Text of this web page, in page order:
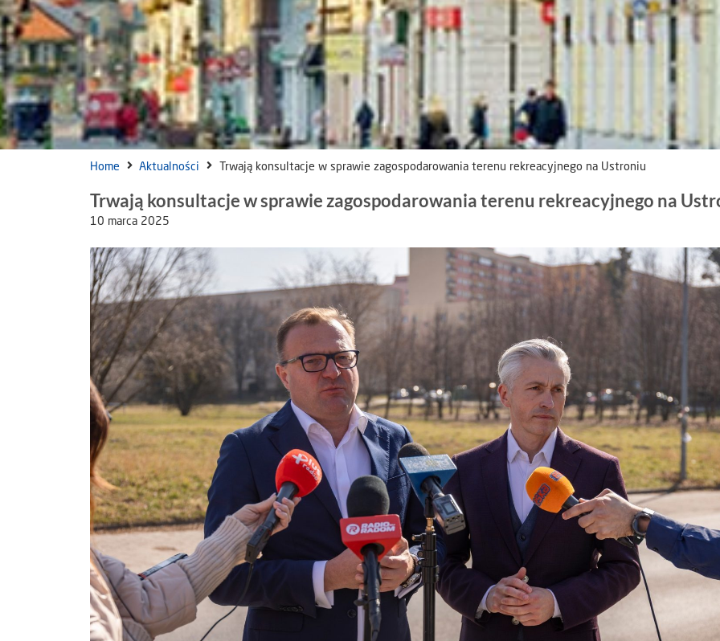
Home Aktualności Trwają konsultacje w sprawie zagospodarowania terenu rekreacyjnego na Ustroniu
Trwają konsultacje w sprawie zagospodarowania terenu rekreacyjnego na
10 marca 2025